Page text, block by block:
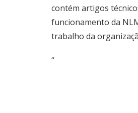
contém artigos
funcionamento da
trabalho da
“